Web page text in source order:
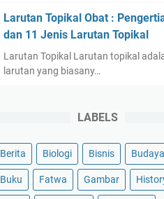
Larutan Topikal Obat :
dan 11 Jenis Larutan Topikal
Larutan Topikal Larutan topikal
larutan yang biasany…
LABELS
Berita Biologi Bisnis Budaya
Buku Fatwa Gambar